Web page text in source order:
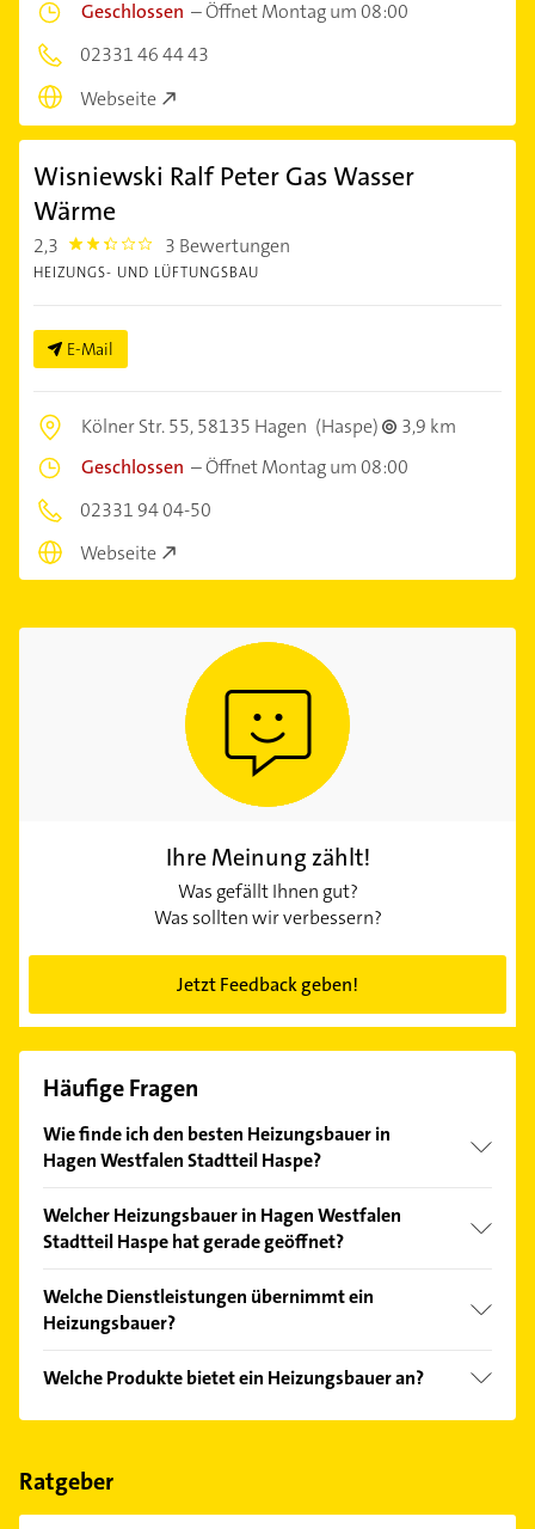
Geschlossen –Öffnet Montag um 08:00
02331 46 44 43
Webseite
Wisniewski Ralf Peter Gas Wasser
Wärme
2,3 2.3 3 Bewertungen
HEIZUNGS- UND LÜFTUNGSBAU
E-Mail
Kölner Str. 55,58135 Hagen (Haspe)
3,9 km
Geschlossen –Öffnet Montag um 08:00
02331 94 04-50
Webseite
Ihre Meinung zählt!
Was gefällt Ihnen gut?
Was sollten wir verbessern?
Jetzt Feedback geben!
Häufige Fragen
Wie finde ich den besten Heizungsbauer in
Hagen Westfalen Stadtteil Haspe?
Kundenmeinungen und profitieren Sie von den
Empfehlungen. Die Suchergebnisse können Sie sich
Welcher Heizungsbauer in Hagen Westfalen
Stadtteil Haspe hat gerade geöffnet?
Bitte beachten Sie, dass diese an Sonn- und
Feiertagen abweichen können.
Welche Dienstleistungen übernimmt ein
Heizungsbauer?
Notdienst, Badsanierung und Heizungseinbau.
Welche Produkte bietet ein Heizungsbauer an?
Das Angebot umfasst unter anderem
Ratgeber